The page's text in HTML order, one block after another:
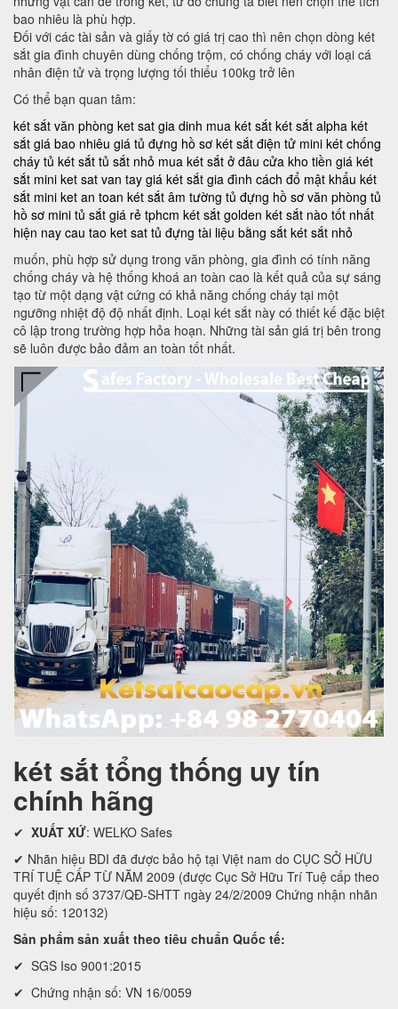
bao nhiêu là phù hợp.
Đối với các tài sản và giấy tờ có giá trị cao thì nên chọn dòng két
sắt gia đình chuyên dùng chống trộm, có chống cháy với loại cá
nhân điện tử và trọng lượng tối thiểu 100kg trở lên
Có thể bạn quan tâm:
két sắt văn phòng ket sat gia dinh mua két sắt két sắt alpha két
sắt giá bao nhiêu giá tủ đựng hồ sơ két sắt điện tử mini két chống
cháy tủ két sắt tủ sắt nhỏ mua két sắt ở đâu cửa kho tiền giá két
sắt mini ket sat van tay giá két sắt gia đình cách đổ mật khẩu két
sắt mini ket an toan két sắt âm tường tủ đựng hồ sơ văn phòng tủ
hồ sơ mini tủ sắt giá rẻ tphcm két sắt golden két sắt nào tốt nhất
hiện nay cau tao ket sat tủ đựng tài liệu bằng sắt két sắt nhỏ
muốn, phù hợp sử dụng trong văn phòng, gia đình có tính năng
chống cháy và hệ thống khoá an toàn cao là kết quả của sự sáng
tạo từ một dạng vật cứng có khả năng chống cháy tại một
ngưỡng nhiệt độ độ nhất định. Loại két sắt này có thiết kế đặc biệt
cô lập trong trường hợp hỏa hoạn. Những tài sản giá trị bên trong
sẽ luôn được bảo đảm an toàn tốt nhất.
két sắt tổng thống uy tín
chính hãng
✔ XUẤT XỨ: WELKO Safes
✔ Nhãn hiệu BDI đã được bảo hộ tại Việt nam do CỤC SỞ HỮU
TRÍ TUỆ CẤP TỪ NĂM 2009 (được Cục Sở Hữu Trí Tuệ cấp theo
quyết định số 3737/QĐ-SHTT ngày 24/2/2009 Chứng nhận nhãn
hiệu số: 120132)
Sản phẩm sản xuất theo tiêu chuẩn Quốc tế:
✔ SGS Iso 9001:2015
✔ Chứng nhận số: VN 16/0059